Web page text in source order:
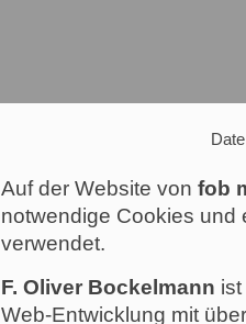
Auf der Website von fob
notwendige Cookies und
verwendet.
F. Oliver Bockelmann
Web-Entwicklung mit